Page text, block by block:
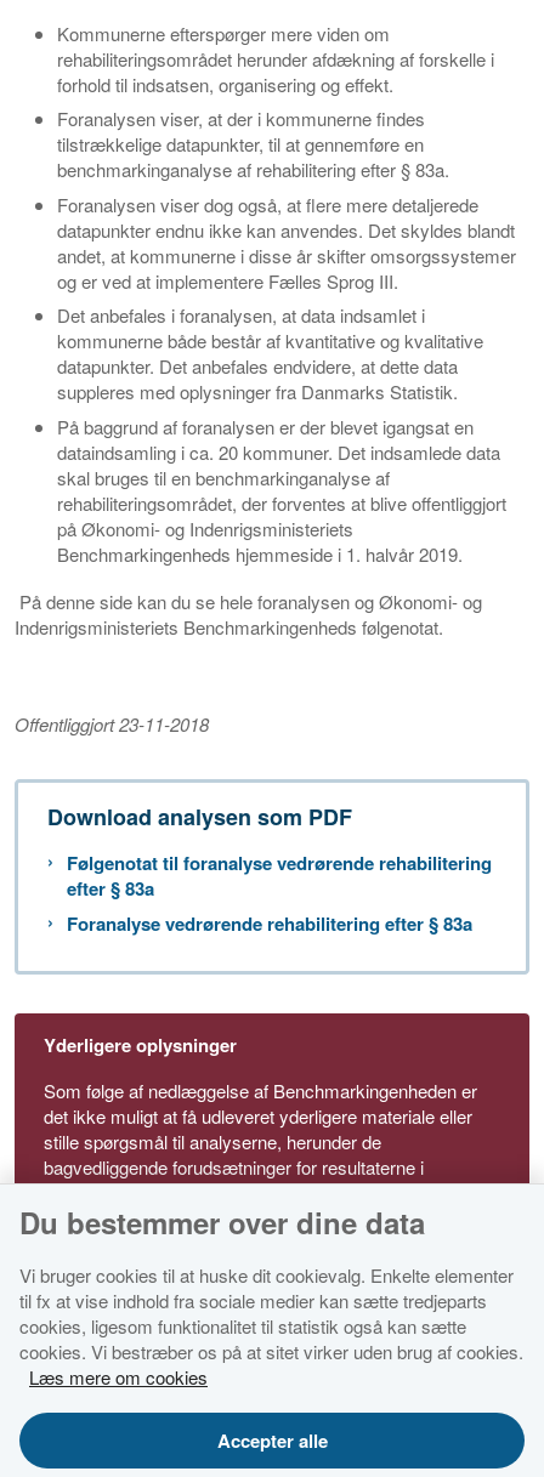
Kommunerne efterspørger mere viden om
rehabiliteringsområdet herunder afdækning af forskelle i
forhold til indsatsen, organisering og effekt.
Foranalysen viser, at der i kommunerne findes
tilstrækkelige datapunkter, til at gennemføre en
benchmarkinganalyse af rehabilitering efter § 83a.
Foranalysen viser dog også, at flere mere detaljerede
datapunkter endnu ikke kan anvendes. Det skyldes blandt
andet, at kommunerne i disse år skifter omsorgssystemer
og er ved at implementere Fælles Sprog III.
Det anbefales i foranalysen, at data indsamlet i
kommunerne både består af kvantitative og kvalitative
datapunkter. Det anbefales endvidere, at dette data
suppleres med oplysninger fra Danmarks Statistik.
På baggrund af foranalysen er der blevet igangsat en
dataindsamling i ca. 20 kommuner. Det indsamlede data
skal bruges til en benchmarkinganalyse af
rehabiliteringsområdet, der forventes at blive offentliggjort
på Økonomi- og Indenrigsministeriets
Benchmarkingenheds hjemmeside i 1. halvår 2019.
På denne side kan du se hele foranalysen og Økonomi- og
Indenrigsministeriets Benchmarkingenheds følgenotat.
Offentliggjort 23-11-2018
Download analysen som PDF
Følgenotat til foranalyse vedrørende rehabilitering
efter § 83a
Foranalyse vedrørende rehabilitering efter § 83a
Yderligere oplysninger
Som følge af nedlæggelse af Benchmarkingenheden er
det ikke muligt at få udleveret yderligere materiale eller
stille spørgsmål til analyserne, herunder de
bagvedliggende forudsætninger for resultaterne i
analyserne, der dog er beskrevet i analysens metodebilag
Økonomi- og Indenrigsministeriet
Tilgængelighedserklæring for dette websted
Du bestemmer over dine data
Vi bruger cookies til at huske dit cookievalg. Enkelte elementer
til fx at vise indhold fra sociale medier kan sætte tredjeparts
cookies, ligesom funktionalitet til statistik også kan sætte
cookies. Vi bestræber os på at sitet virker uden brug af cookies.
Læs mere om cookies
Accepter alle